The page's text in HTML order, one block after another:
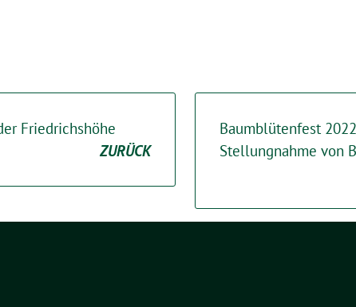
Friedrichshöhe
ZURÜCK
Baumblütenfest
Stellungnahme von